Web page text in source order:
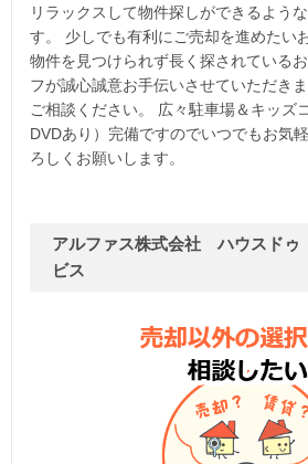
リラックスして物件探しができるよう
す。 少しでも有利にご売却を進めたい
物件を見つけられず長く探されている
フが誠心誠意お手伝いさせていただき
ご相談ください。 広々駐車場＆キッズ
DVDあり）完備ですのでいつでもお気
ろしくお願いします。
アルファス株式会社 ハウスド
ビス